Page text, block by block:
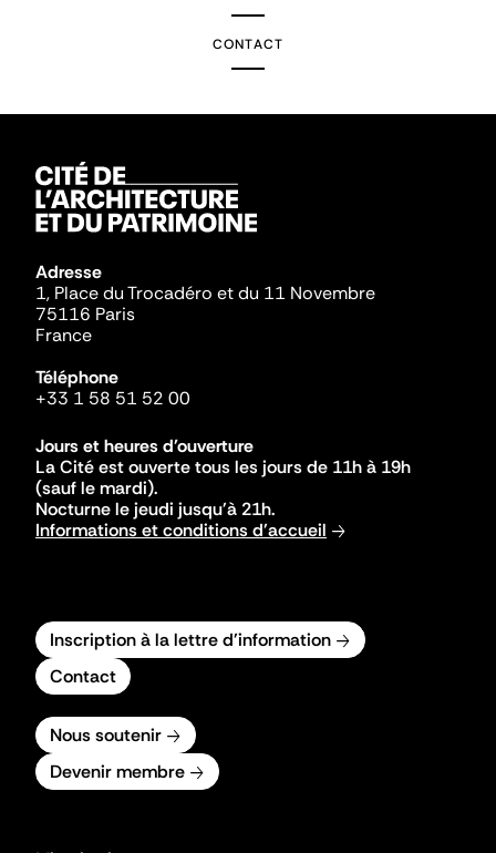
CONTACT
Adresse
1, Place du Trocadéro et du 11 Novembre
75116 Paris
France
Téléphone
+33 1 58 51 52 00
Jours et heures d'ouverture
La Cité est ouverte tous les jours de 11h à 19h
(sauf le mardi).
Nocturne le jeudi jusqu'à 21h.
Informations et conditions d'accueil
Inscription à la lettre d'information
Contact
Nous soutenir
Devenir membre